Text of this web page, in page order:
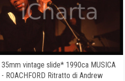
35mm vintage slide* 1990ca MUSICA
- ROACHFORD Ritratto di Andrew